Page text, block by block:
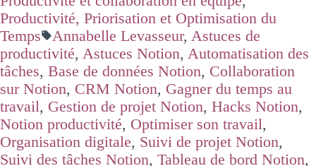
Productivité, Priorisation et Optimisation du
Temps
Annabelle Levasseur, Astuces de
productivité, Astuces Notion, Automatisation des
tâches, Base de données Notion, Collaboration
sur Notion, CRM Notion, Gagner du temps au
travail, Gestion de projet Notion, Hacks Notion,
Notion productivité, Optimiser son travail,
Organisation digitale, Suivi de projet Notion,
Suivi des tâches Notion, Tableau de bord Notion,